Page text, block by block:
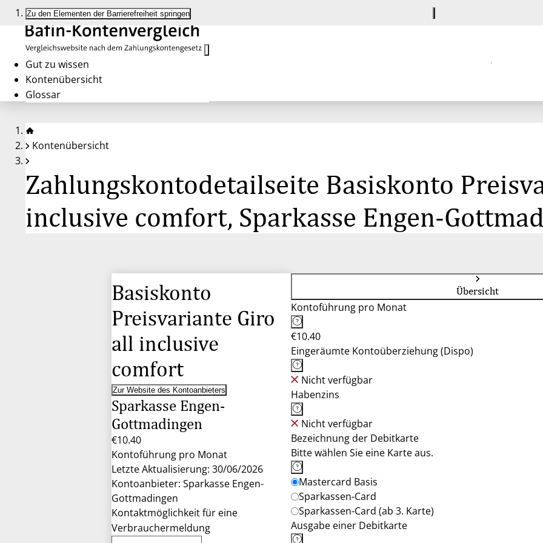
Zu den Elementen der Barrierefreiheit springen
Gut zu wissen
Kontenübersicht
Glossar
Kontenübersicht
Zahlungskontodetailseite Basiskonto
inclusive comfort, Sparkasse Engen-
Basiskonto
Preisvariante Giro
all inclusive
comfort
Zur Website des Kontoanbieters
Sparkasse Engen-
Gottmadingen
€10.40
Kontoführung pro Monat
Letzte Aktualisierung: 30/06/2026
Kontoanbieter: Sparkasse Engen-
Gottmadingen
Kontaktmöglichkeit für eine
Verbrauchermeldung
Übersicht
Kontoführung pro Monat
€10.40
Eingeräumte Kontoüberziehung (Dispo)
Nicht verfügbar
Habenzins
Nicht verfügbar
Bezeichnung der Debitkarte
Bitte wählen Sie eine Karte aus.
Mastercard Basis
Sparkassen-Card
Sparkassen-Card (ab 3. Karte)
Ausgabe einer Debitkarte